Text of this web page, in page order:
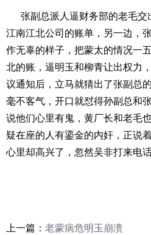
张副总派人逼财务部的老毛
江南江北公司的账单，另一边，
作无辜的样子，把蒙太的情况一
北的账，逼明玉和柳青让出权力
议通知后，立马就猜出了张副总
毫不客气，开口就怼得孙副总和
说他们心里有鬼，黄厂长和老毛
疑在座的人有鎏金的内奸，正说
心里却高兴了，忽然吴非打来电
上一篇： 老蒙病危明玉崩溃